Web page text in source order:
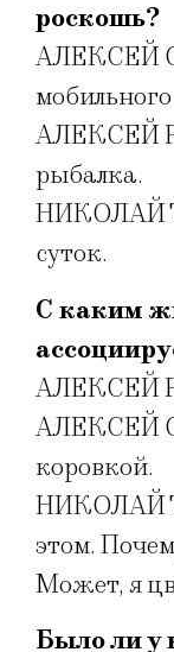
роскошь?
АЛЕКСЕЙ
АЛЕКСЕЙ
рыбалка.
НИКОЛАЙ
суток.
С каким
АЛЕКСЕЙ
АЛЕКСЕЙ
коровкой.
НИКОЛАЙ
этом.
Может, я
Было ли у